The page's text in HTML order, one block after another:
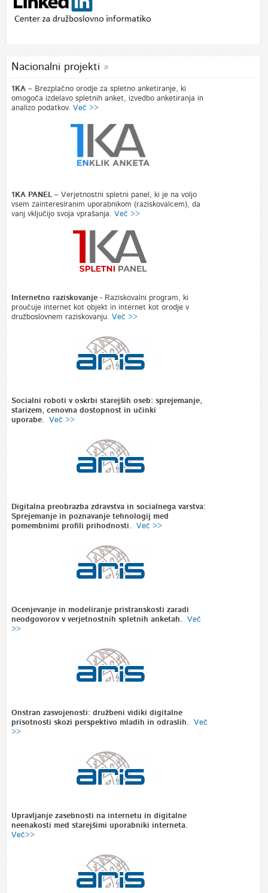
Nacionalni projekti
1KA –Brezplačno orodje za spletno anketiranje, ki
omogoča izdelavo spletnih anket, izvedbo anketiranja in
analizo podatkov. Več >>
1KA PANEL –Verjetnostni spletni panel, ki je na voljo
vsem zainteresiranim uporabnikom (raziskovalcem), da
vanj vključijo svoja vprašanja. Več >>
Internetno raziskovanje -Raziskovalni program, ki
proučuje internet kot objekt in internet kot orodje v
družboslovnem raziskovanju. Več >>
Socialni roboti v oskrbi starejših oseb: sprejemanje,
starizem, cenovna dostopnost in učinki
uporabe.
Več >>
Digitalna preobrazba zdravstva in socialnega varstva:
Sprejemanje in poznavanje tehnologij med
pomembnimi profili prihodnosti.
Več >>
Ocenjevanje in modeliranje pristranskosti zaradi
neodgovorov v verjetnostnih spletnih anketah.
Več
>>
Onstran zasvojenosti: družbeni vidiki digitalne
prisotnosti skozi perspektivo mladih in odraslih.
Več
>>
Upravljanje zasebnosti na internetu in digitalne
neenakosti med starejšimi uporabniki interneta.
Več>>